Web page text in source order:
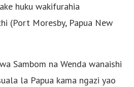
huku wakifurahia
(Port Moresby, Papua New
Sambom na Wenda wanaishi
la Papua kama ngazi yao